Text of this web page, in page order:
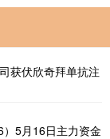
获伏欣奇拜单抗注
5月16日主力资金